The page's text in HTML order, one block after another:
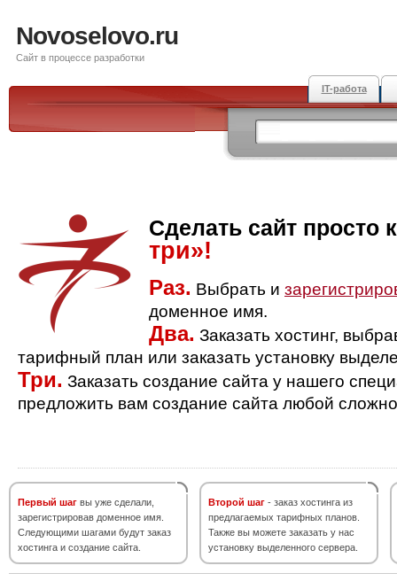
Novoselovo.ru
Сайт в процессе разработки
IT-работа
Сделать сайт просто
три»!
Раз. Выбрать и
доменное имя.
Два. Заказать хостинг,
тарифный план или заказать установку
Три. Заказать создание сайта у нашего
предложить вам создание сайта любой
Первый шаг вы уже сделали,
зарегистрировав доменное имя.
Следующими шагами будут заказ
хостинга и создание сайта.
Второй шаг - заказ хостинга из
предлагаемых тарифных планов.
Также вы можете заказать у нас
установку выделенного сервера.